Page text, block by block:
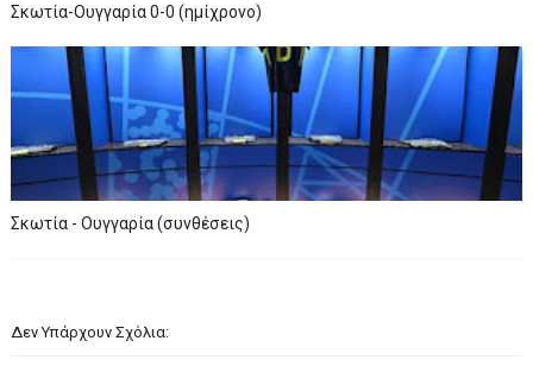
Σκωτία-Ουγγαρία 0-0 (ημίχρονο)
Σκωτία - Ουγγαρία (συνθέσεις)
Δεν Υπάρχουν Σχόλια: